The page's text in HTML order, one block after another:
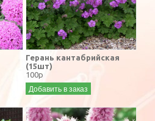
Герань кантабрийская
(15шт)
100р
Добавить в заказ